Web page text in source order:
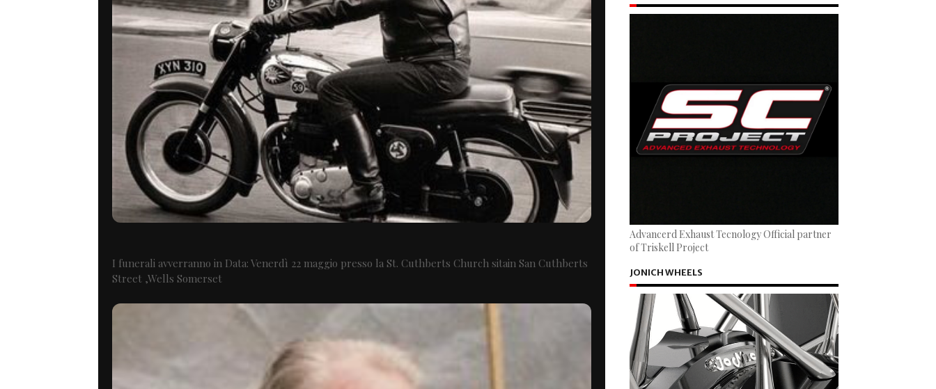
I funerali avverranno in Data: Venerdì 22 maggio presso la St. Cuthberts Church sitain San Cuthberts
Street ,Wells Somerset
Advancerd Exhaust Tecnology Official partner
of Triskell Project
JONICH WHEELS